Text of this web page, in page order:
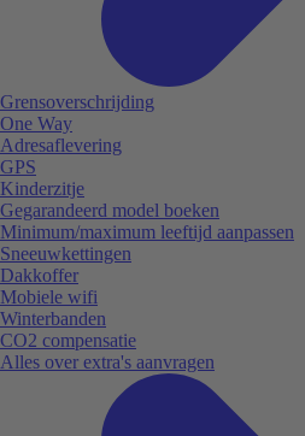
Grensoverschrijding
One Way
Adresaflevering
GPS
Kinderzitje
Gegarandeerd model boeken
Minimum/maximum leeftijd aanpassen
Sneeuwkettingen
Dakkoffer
Mobiele wifi
Winterbanden
CO2 compensatie
Alles over extra's aanvragen